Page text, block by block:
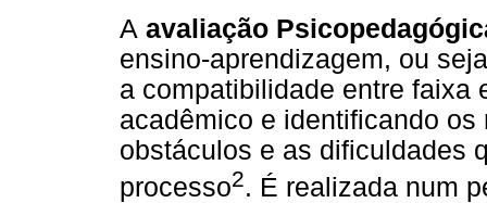
A avaliação
ensino-aprendizagem, ou
a compatibilidade entre faixa
acadêmico e identificando
obstáculos e as dificuldades
processo2. É realizada num